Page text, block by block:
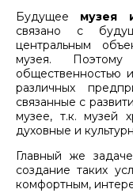
Будущее музея
связано с
центральным
музея.
общественностью
различных
связанные с
музее, т.к. музей
духовные и
Главный же
создание таких
комфортным,